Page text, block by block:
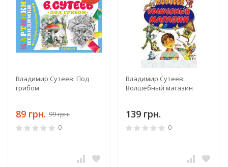
Владимир Сутеев: Под
грибом
89 грн. 99 грн.
0
Владимир Сутеев:
Волшебный магазин
139 грн.
0